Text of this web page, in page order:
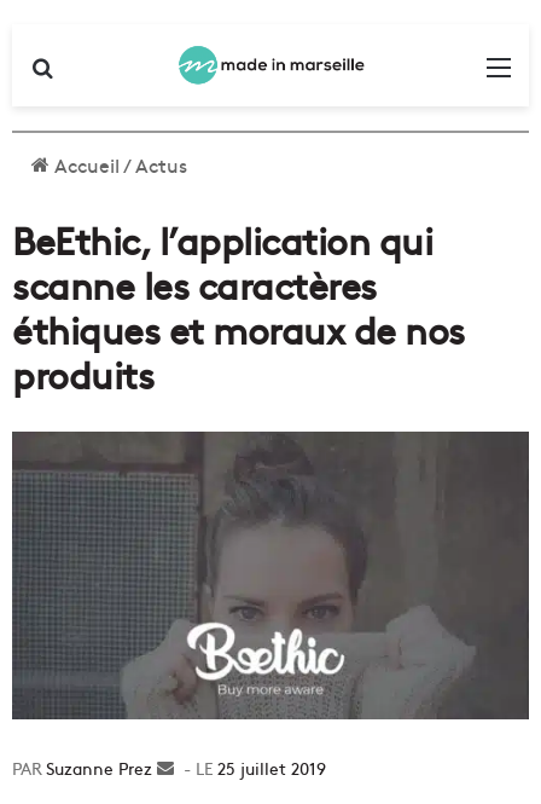
Accueil/Actus
BeEthic, l’application qui
scanne les caractères
éthiques et moraux de nos
produits
Suzanne Prez
Envoyer25 juillet 2019